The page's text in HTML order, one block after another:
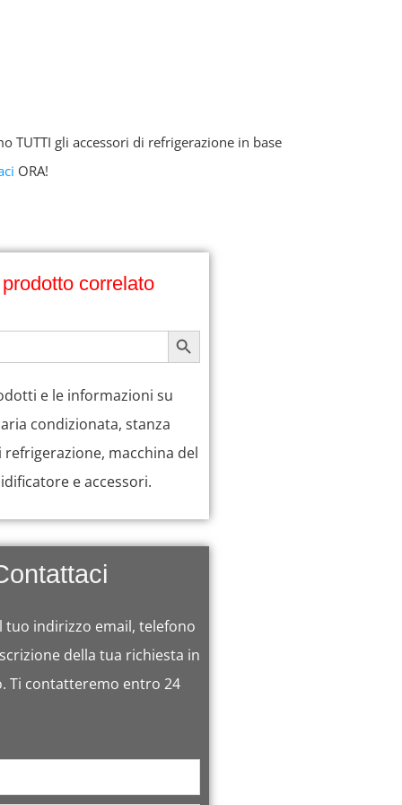
TUTTI gli accessori di refrigerazione in base
ORA!
correlato
PULSANTE CERCA
e le informazioni su
condizionata, stanza
macchina del
e accessori.
tuo indirizzo email, telefono
della tua richiesta in
Ti contatteremo entro 24